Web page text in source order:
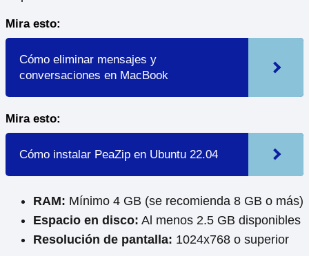
Mira esto:
Cómo eliminar mensajes y
conversaciones en MacBook
Mira esto:
Cómo instalar PeaZip en Ubuntu 22.04
RAM: Mínimo 4 GB (se recomienda 8 GB o más)
Espacio en disco: Al menos 2.5 GB disponibles
Resolución de pantalla: 1024x768 o superior